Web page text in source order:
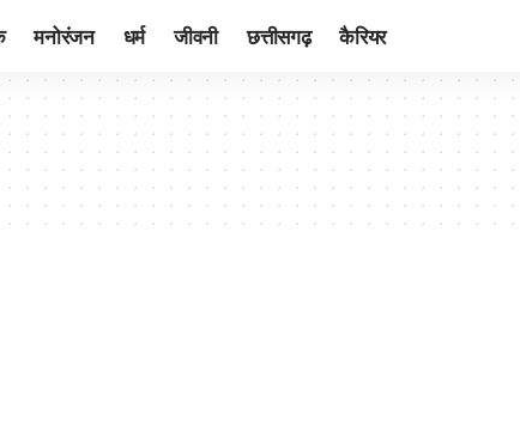
मनोरंजन धर्म जीवनी छत्तीसगढ़ कैरियर